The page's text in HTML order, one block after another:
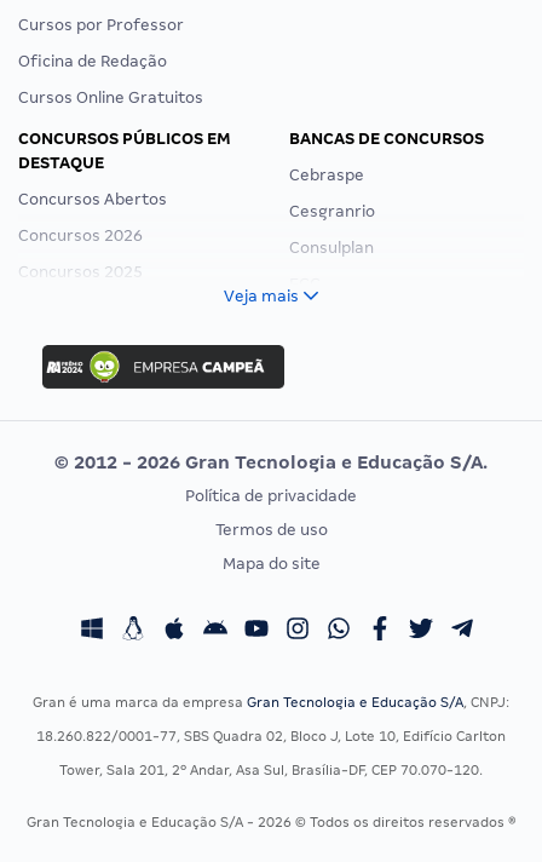
Cursos por Professor
Oficina de Redação
Cursos Online Gratuitos
CONCURSOS PÚBLICOS EM
DESTAQUE
Concursos Abertos
Concursos 2026
Concursos 2025
Concurso Ibama
Concurso MPU
Editais publicados
BANCAS DE CONCURSOS
Cebraspe
Cesgranrio
Consulplan
Vunesp
CONCURSOS POR PROFISSÃO
Concursos Fiscais
Concursos Saúde
Residência Multiprofissional
EXAME DE ORDEM
Calendário OAB
Veja mais
© 2012 - 2026 Gran Tecnologia e Educação S/A.
Política de privacidade
Termos de uso
Mapa do site
Gran é uma marca da empresa Gran Tecnologia e Educação S/A, CNPJ:
18.260.822/0001-77, SBS Quadra 02, Bloco J, Lote 10, Edifício Carlton
Tower, Sala 201, 2º Andar, Asa Sul, Brasília-DF, CEP 70.070-120.
Gran Tecnologia e Educação S/A - 2026 © Todos os direitos reservados ®